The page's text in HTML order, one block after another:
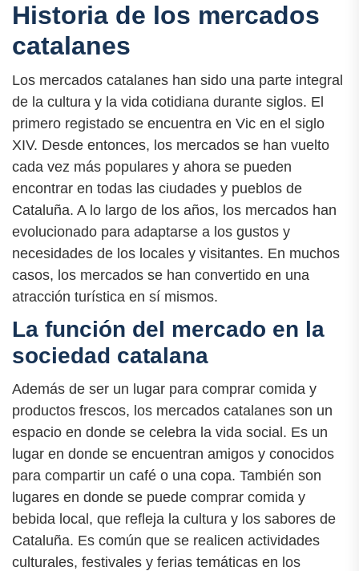
Historia de los mercados
catalanes
Los mercados catalanes han sido una parte integral
de la cultura y la vida cotidiana durante siglos. El
primero registado se encuentra en Vic en el siglo
XIV. Desde entonces, los mercados se han vuelto
cada vez más populares y ahora se pueden
encontrar en todas las ciudades y pueblos de
Cataluña. A lo largo de los años, los mercados han
evolucionado para adaptarse a los gustos y
necesidades de los locales y visitantes. En muchos
casos, los mercados se han convertido en una
atracción turística en sí mismos.
La función del mercado en la
sociedad catalana
Además de ser un lugar para comprar comida y
productos frescos, los mercados catalanes son un
espacio en donde se celebra la vida social. Es un
lugar en donde se encuentran amigos y conocidos
para compartir un café o una copa. También son
lugares en donde se puede comprar comida y
bebida local, que refleja la cultura y los sabores de
Cataluña. Es común que se realicen actividades
culturales, festivales y ferias temáticas en los